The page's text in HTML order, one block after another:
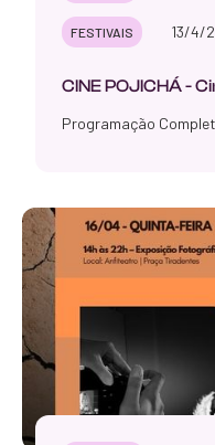
FESTIVAIS 13/4/
CINE POJICHÁ -
Programação